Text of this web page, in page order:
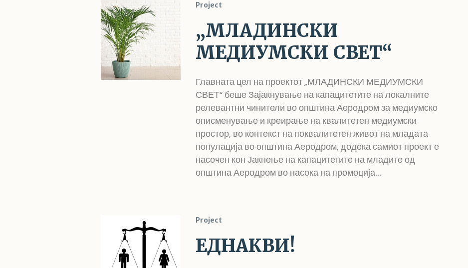
Project
„МЛАДИНСКИ
МЕДИУМСКИ СВЕТ“
Главната цел на проектот „МЛАДИНСКИ МЕДИУМСКИ
СВЕТ“ беше Зајакнување на капацитетите на локалните
релевантни чинители во општина Аеродром за медиумско
описменување и креирање на квалитетен медиумски
простор, во контекст на поквалитетен живот на младата
популација во општина Аеродром, додека самиот проект е
насочен кон Јакнење на капацитетите на младите од
општина Аеродром во насока на промоција...
Project
ЕДНАКВИ!